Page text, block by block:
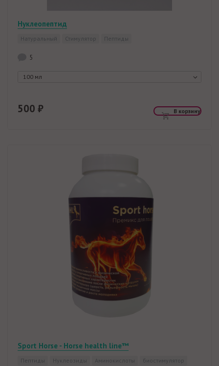
Нуклеопептид
Натуральный Стимулятор Пептиды
5
100 мл
500 ₽ В корзину
Sport Horse - Horse health line™
Пептиды Нуклеозиды Аминокислоты
биостимулятор